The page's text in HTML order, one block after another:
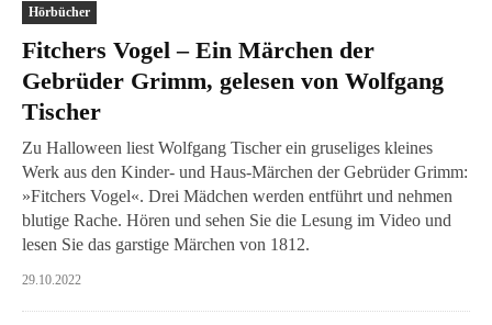
Hörbücher
Fitchers Vogel – Ein Märchen der
Gebrüder Grimm, gelesen von Wolfgang
Tischer
Zu Halloween liest Wolfgang Tischer ein gruseliges kleines
Werk aus den Kinder- und Haus-Märchen der Gebrüder Grimm:
»Fitchers Vogel«. Drei Mädchen werden entführt und nehmen
blutige Rache. Hören und sehen Sie die Lesung im Video und
lesen Sie das garstige Märchen von 1812.
29.10.2022